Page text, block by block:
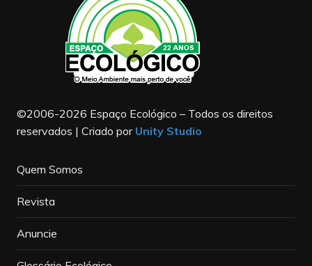
©2006-2026 Espaço Ecológico – Todos os direitos
reservados | Criado por Unity Studio
Quem Somos
Revista
Anuncie